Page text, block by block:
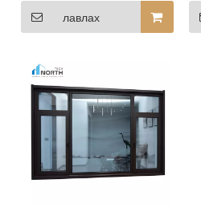
цонхны 3 хавтан
лавлах